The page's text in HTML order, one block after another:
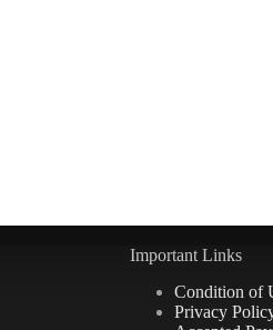
Important Links
Condition of
Privacy